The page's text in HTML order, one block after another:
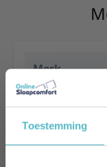
Toestemming
Merk
Innovation
EAN